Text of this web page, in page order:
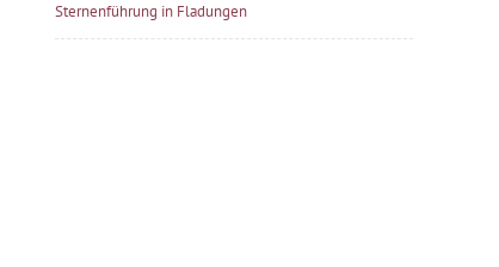
Sternenführung in Fladungen